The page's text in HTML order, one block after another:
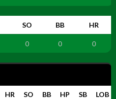
SO BB HR
0 0 0
HR SO BB HP SB LOB